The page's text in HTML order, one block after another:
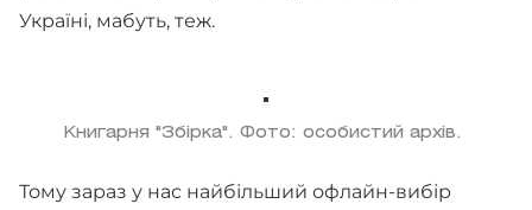
Україні, мабуть, теж.
Книгарня "Збірка". Фото: особистий архів.
Тому зараз у нас найбільший офлайн-вибір